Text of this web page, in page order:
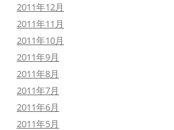
2011年12月
2011年11月
2011年10月
2011年9月
2011年8月
2011年7月
2011年6月
2011年5月